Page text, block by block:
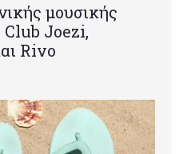
μουσικής
Joezi,
Rivo